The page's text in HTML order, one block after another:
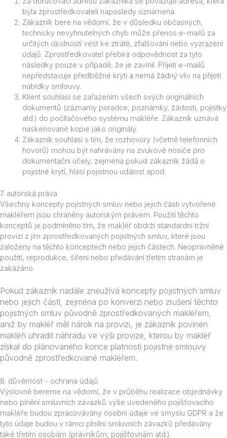
byla zprostředkovateli naposledy oznámena.
Zákazník bere na vědomí, že v důsledku občasných,
technicky nevyhnutelných chyb může přenos e-mailů za
určitých okolností vést ke ztrátě, zfalšování nebo vyzrazení
údajů. Zprostředkovatel přebírá odpovědnost za tyto
následky pouze v případě, že je zavinil. Přijetí e-mailů
nepředstavuje předběžné krytí a nemá žádný vliv na přijetí
nabídky smlouvy.
Klient souhlasí se zařazením všech svých originálních
dokumentů (záznamy poradce, poznámky, žádosti, pojistky
atd.) do počítačového systému makléře. Zákazník uznává
naskenované kopie jako originály.
Zákazník souhlasí s tím, že rozhovory (včetně telefonních
hovorů) mohou být nahrávány na zvukové nosiče pro
dokumentační účely, zejména pokud zákazník žádá o
pojistné krytí, hlásí pojistnou událost apod.
7. autorská práva
Všechny koncepty pojistných smluv nebo jejich části vytvořené
makléřem jsou chráněny autorským právem. Použití těchto
konceptů je podmíněno tím, že makléř obdrží standardní tržní
provizi z jím zprostředkovaných pojistných smluv, které jsou
založeny na těchto konceptech nebo jejich částech. Neoprávněné
použití, reprodukce, šíření nebo předávání třetím stranám je
zakázáno.
Pokud zákazník nadále zneužívá koncepty pojistných smluv
nebo jejich částí, zejména po konverzi nebo zrušení těchto
pojistných smluv původně zprostředkovaných makléřem,
aniž by makléř měl nárok na provizi, je zákazník povinen
makléři uhradit náhradu ve výši provize, kterou by makléř
získal do plánovaného konce platnosti pojistné smlouvy
původně zprostředkované makléřem.
8. důvěrnost - ochrana údajů
Výslovně bereme na vědomí, že v průběhu realizace objednávky
nebo plnění smluvních závazků výše uvedeného pojišťovacího
makléře budou zpracovávány osobní údaje ve smyslu GDPR a že
tyto údaje budou v rámci plnění smluvních závazků předávány
také třetím osobám (právníkům, pojišťovnám atd.).